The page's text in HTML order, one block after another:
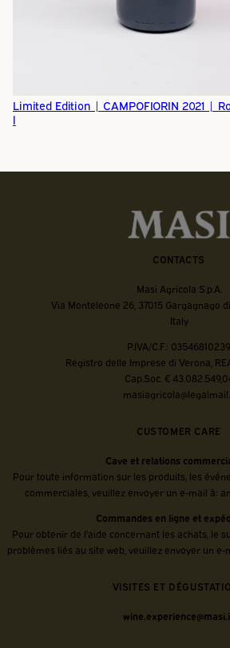
Limited Edition | CAMPOFIORIN 2021 |
l
CONTACTS
Masi Agricola S.p.A.
Via Monteleone 26, 37015 Gargagnago
Italy
P.IVA/C.F.: 03546810239
Registro delle Imprese di Verona,
Cap.Soc. €
CUSTOMER CARE
Cave et relations
Pour toute information sur les produits, les
commerciales, veuillez envoyer un e-mail à:
Commandes en ligne et
Pour obtenir de l'aide concernant les achats, le
problèmes liés au site web, veuillez envoyer un e-
VISITES ET